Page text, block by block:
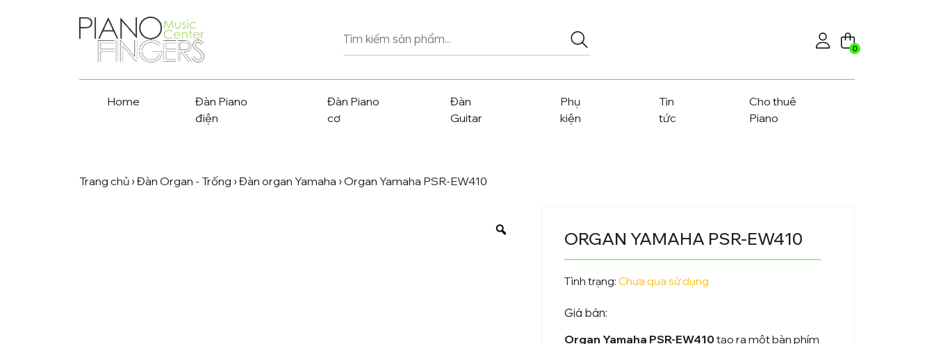
kiếm
0
Home
Đàn Piano
điện
Đàn Piano
cơ
Đàn
Guitar
Phụ
kiện
Tin
tức
Cho thuê
Piano
Trang chủ ›Đàn Organ - Trống ›Đàn organ Yamaha › Organ Yamaha PSR-EW410
ORGAN YAMAHA PSR-EW410
Tình trạng: Chưa qua sử dụng
Giá bán:
Organ Yamaha PSR-EW410tạo ra một bàn phím